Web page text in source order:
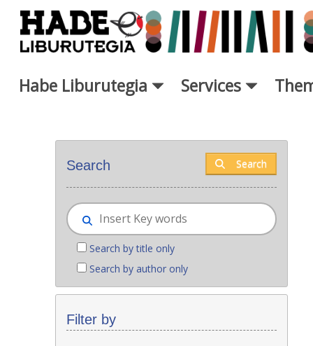
Skip to Main Content
Habe Liburutegia Services
Search Search
Search by title only
Search by author only
Filter by